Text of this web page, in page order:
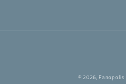
© 2026, Fanopolis